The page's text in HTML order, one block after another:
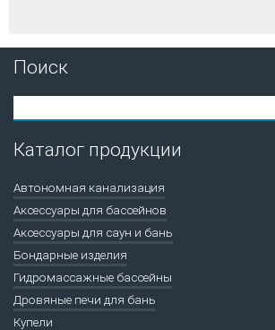
Поиск
Каталог продукции
Автономная канализация
Аксессуары для бассейнов
Аксессуары для саун и бань
Бондарные изделия
Гидромассажные бассейны
Дровяные печи для бань
Купели